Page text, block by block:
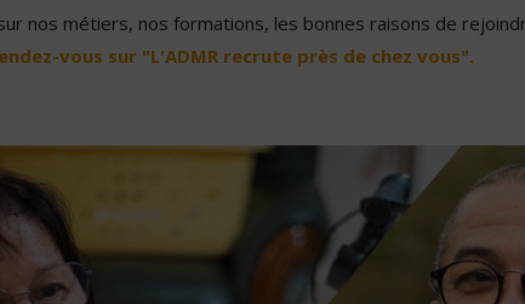
nos métiers, nos formations, les bonnes raisons de
vous sur "L'ADMR recrute près de chez vous".